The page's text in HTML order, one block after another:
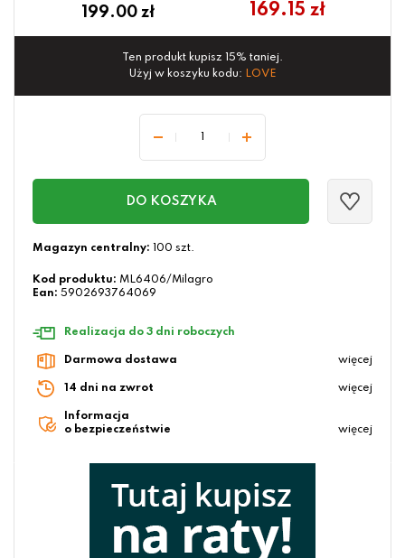
169.15 zł
199.00 zł
Ten produkt kupisz 15% taniej.
Użyj w koszyku kodu: LOVE
DO KOSZYKA
Magazyn centralny: 100 szt.
Kod produktu: ML6406/Milagro
Ean: 5902693764069
Realizacja do 3 dni roboczych
Darmowa dostawa więcej
14 dni na zwrot więcej
Informacja
o bezpieczeństwie
więcej